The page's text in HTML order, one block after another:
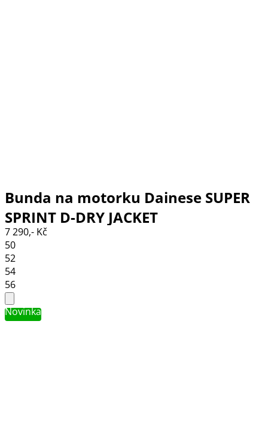
Bunda na motorku Dainese SUPER
SPRINT D-DRY JACKET
BLACK/GREEN/FLUO YELLOW
7 290,- Kč
50
52
54
56
Novinka